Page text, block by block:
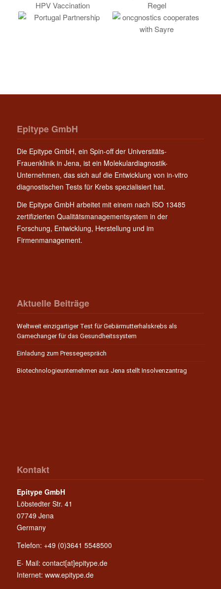
Epitype GmbH
Die Epitype GmbH, ein Spin-off der Universitäts-
Frauenklinik in Jena, ist ein Molekulardiagnostik-
Unternehmen, das sich auf die Entwicklung von in-vitro
diagnostischen Tests für Krebs spezialisiert hat.
Die Epitype GmbH arbeitet mit einem nach ISO 13485
zertifizierten Qualitätsmanagementsystem in der
Forschung, Entwicklung, Herstellung und im
Firmenmanagement.
Aktuelle Beiträge
Weltweit einzigartiger Test für Gebärmutterhalskrebs als
Gamechanger für das Gesundheitssystem
Einladung zum Pressegespräch
Biotechnologieunternehmen aus Jena stellt Insolvenzantrag
Kontakt
Epitype GmbH
Löbstedter Str. 41
07749 Jena
Germany
Telefon: +49 (0)3641 5548500
E- Mail: contact[at]epitype.de
Internet: www.epitype.de